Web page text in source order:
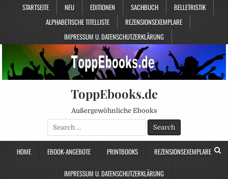
STARTSEITE NEU EDITIONEN SACHBUCH
BELLETRISTIK
ALPHABETISCHE TITELLISTE
REZENSIONSEXEMPLARE
IMPRESSUM U. DATENSCHUTZERKLÄRUNG
ToppEbooks.de
Außergewöhnliche Ebooks
Search
for:
HOME EBOOK-ANGEBOTE PRINTBOOKS REZENSIONSEXEMPLARE
IMPRESSUM U. DATENSCHUTZERKLÄRUNG